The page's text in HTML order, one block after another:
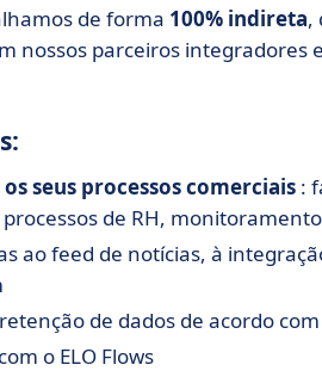
de forma 100% indireta,
nossos parceiros integradores
seus processos comerciais :
de RH,
ao feed de notícias, à
de dados de acordo
com o ELO Flows